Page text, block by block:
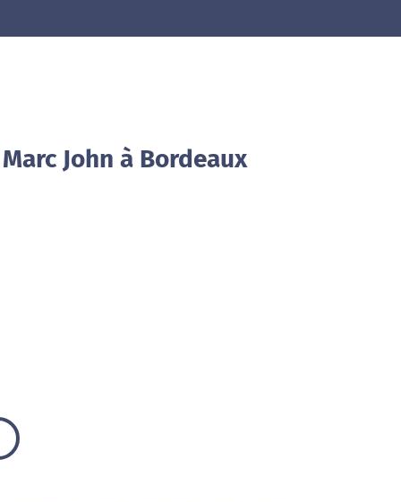
John à Bordeaux